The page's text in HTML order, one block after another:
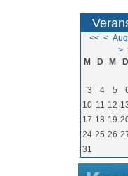
<< <
>
M
D M D
3
4 5
10 11 12
17 18 19
24 25 26
31